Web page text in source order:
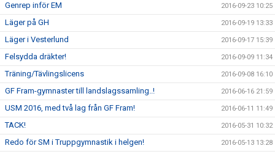
Genrep inför EM 2016-09-23 10:25
Läger på GH 2016-09-19 13:33
Läger i Vesterlund 2016-09-17 15:39
Felsydda dräkter! 2016-09-09 11:34
Träning/Tävlingslicens 2016-09-08 16:10
GF Fram-gymnaster till landslagssamling..! 2016-06-16 21:59
USM 2016, med två lag från GF Fram! 2016-06-11 11:49
TACK! 2016-05-31 10:32
Redo för SM i Truppgymnastik i helgen! 2016-05-13 13:28